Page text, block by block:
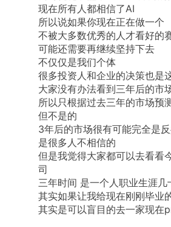
现在所有人都相信了AI
所以说如果你现在正在做一个
不被大多数优秀的人才看好的
可能还需要再继续坚持下去
不仅仅是我们个体
很多投资人和企业的决策也是
大家没有办法看到三年后的市
所以只根据过去三年的市场预
但不是的
3年后的市场很有可能完全是
是很多人不相信的
但是我觉得大家都可以去看看
司
三年时间 是一个人职业生涯几
其实如果让我给现在刚刚毕业
其实是可以盲目的去一家现在